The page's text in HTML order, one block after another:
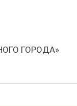
ГОРОДА»